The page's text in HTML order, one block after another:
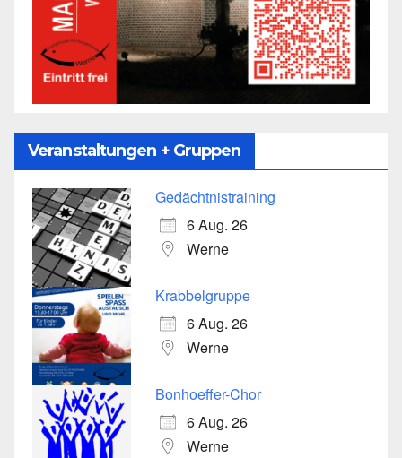
Veranstaltungen + Gruppen
Gedächtnistraining
6 Aug. 26
Werne
Krabbelgruppe
6 Aug. 26
Werne
Bonhoeffer-Chor
6 Aug. 26
Werne